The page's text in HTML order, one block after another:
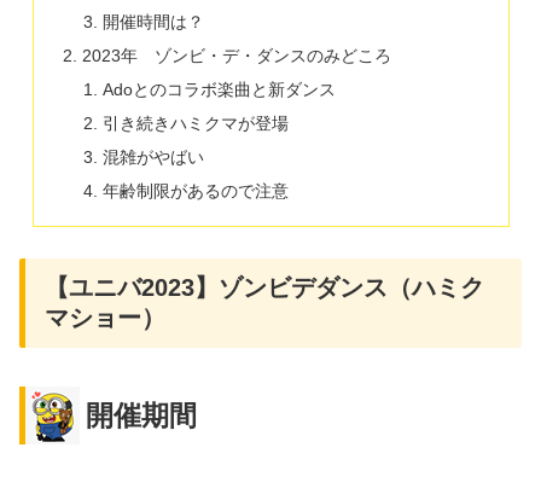
開催時間は？
2023年 ゾンビ・デ・ダンスのみどころ
Adoとのコラボ楽曲と新ダンス
引き続きハミクマが登場
混雑がやばい
年齢制限があるので注意
【ユニバ2023】ゾンビデダンス（ハミク
マショー）
開催期間